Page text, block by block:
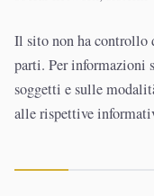
Il sito non ha controllo
parti. Per informazioni
soggetti e sulle
alle rispettive